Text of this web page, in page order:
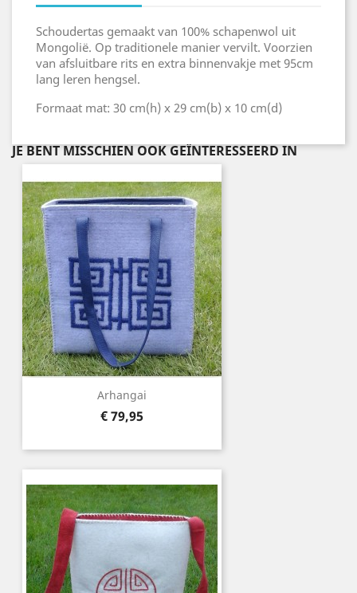
Schoudertas gemaakt van 100% schapenwol uit
Mongolië. Op traditionele manier vervilt. Voorzien
van afsluitbare rits en extra binnenvakje met 95cm
lang leren hengsel.
Formaat mat: 30 cm(h) x 29 cm(b) x 10 cm(d)
JE BENT MISSCHIEN OOK GEÏNTERESSEERD IN
Arhangai
Prijs
€ 79,95